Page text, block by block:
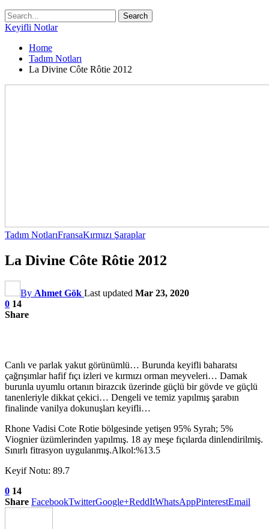
Keyifli Notlar
Home
Tadım Notları
La Divine Côte Rôtie 2012
Tadım NotlarıFransaKırmızı Şaraplar
La Divine Côte Rôtie 2012
By Ahmet Gök Last updated Mar 23, 2020
0 14
Share
Canlı ve parlak yakut görünümlü… Burunda keyifli baharatsı
çağrışımlar hafif fıçı izleri ve kırmızı orman meyveleri… Damak
burunla uyumlu ortanın birazcık üzerinde güçlü bir gövde ve güçlü
tanenleriyle dikkat çekici… Dengeli ve temiz yapılmış şarabın
finalinde vanilya dokunuşları keyifli…
Rhone Vadisi Cote Rotie bölgesinde yetişen 95% Syrah; 5%
Viognier üzümlerinden yapılmış. 18 ay meşe fıçılarda dinlendirilmiş.
Sınırlı fitrasyon uygulanmış.Alkol:%13.5
Keyif Notu: 89.7
0 14
Share FacebookTwitterGoogle+ReddItWhatsAppPinterestEmail